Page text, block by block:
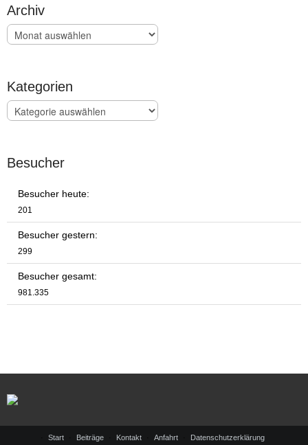
Archiv
Archiv
Kategorien
Kategorien
Besucher
Besucher heute:
201
Besucher gestern:
299
Besucher gesamt:
981.335
Start Beiträge Kontakt Anfahrt Datenschutzerklärung